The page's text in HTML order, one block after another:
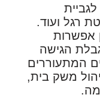
ועוד.
הגישה
המתעוררים
משק בית,